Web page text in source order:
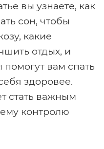
вы узнаете, как
сон, чтобы
какие
отдых, и
помогут вам спать
здоровее.
стать важным
контролю